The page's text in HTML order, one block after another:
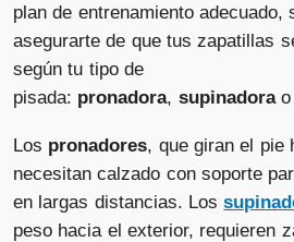
plan de entrenamiento adecuado,
asegurarte de que tus zapatillas
según tu tipo de
pisada: pronadora, supinadorao
Los pronadores, que giran el pie
necesitan calzado con soporte
en largas distancias. Los
peso hacia el exterior, requieren